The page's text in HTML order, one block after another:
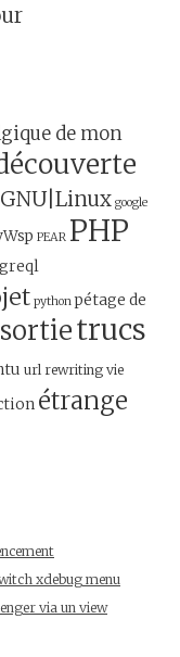
de mon
GNU|Linux google
PEAR PHP
python pétage de
sortietrucs
url rewriting vie
étrange
xdebug menu
via un view